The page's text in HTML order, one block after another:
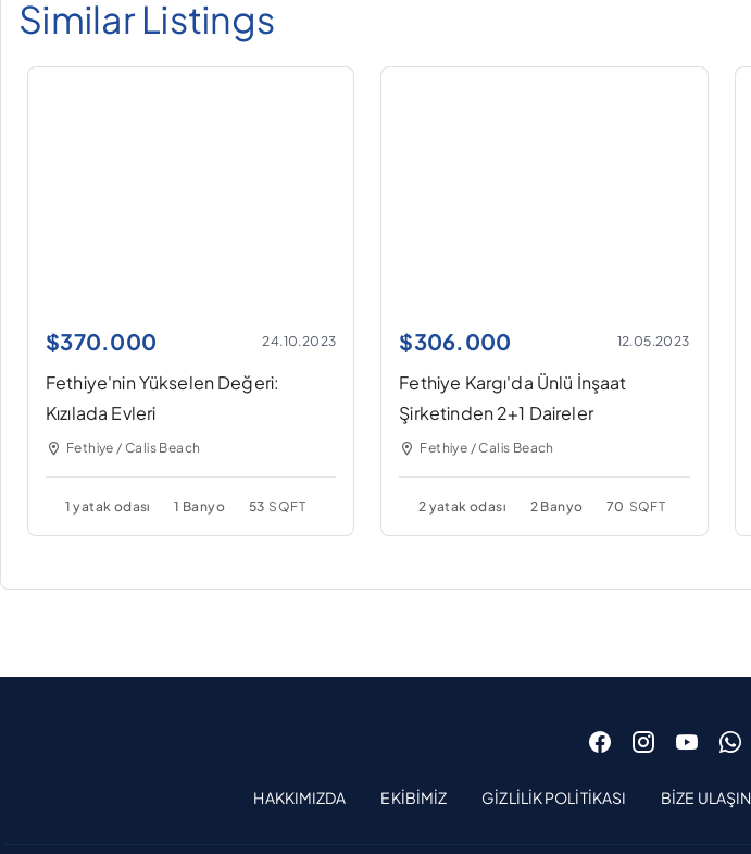
Similar Listings
$370.000 24.10.2023
Fethiye'nin Yükselen Değeri:
Kızılada Evleri
Fethiye / Calis Beach
1 yatak odası 1 Banyo 53 SQFT
$306.000 12.05.2023
Fethiye Kargı'da Ünlü İnşaat
Şirketinden 2+1 Daireler
Fethiye / Calis Beach
2 yatak odası 2 Banyo 70 SQFT
HAKKIMIZDA EKIBIMIZ GIZLILIK POLITIKASI BIZE ULAŞIN